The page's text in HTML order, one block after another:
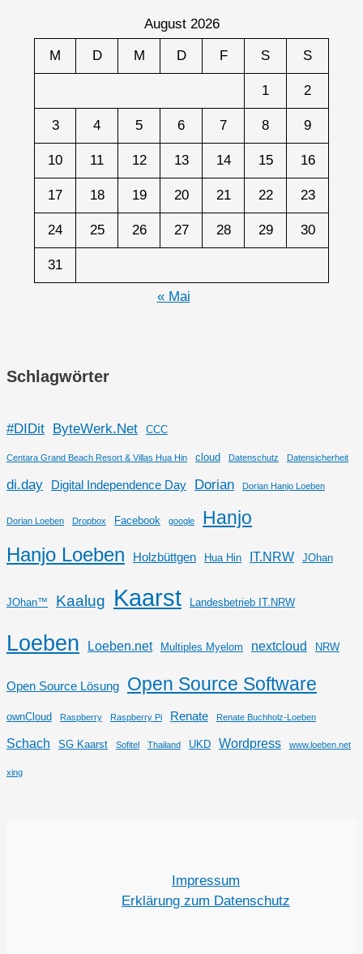
August 2026
M D M D F S S
1 2
3 4 5 6 7 8 9
10 11 12 13 14 15 16
17 18 19 20 21 22 23
24 25 26 27 28 29 30
31
« Mai
Schlagwörter
#DIDit ByteWerk.Net CCC
Centara Grand Beach Resort & Villas Hua Hin cloud Datenschutz Datensicherheit
di.day Digital Independence Day Dorian Dorian Hanjo Loeben
Dorian Loeben Dropbox Facebook google
Hanjo
Hanjo Loeben
Holzbüttgen Hua Hin IT.NRW JOhan
JOhan™ Kaalug Kaarst Landesbetrieb IT.NRW
Loeben Loeben.net Multiples Myelom nextcloud NRW
Open Source Lösung Open Source Software
ownCloud Raspberry Raspberry Pi Renate Renate Buchholz-Loeben
Schach SG Kaarst Sofitel Thailand UKD Wordpress www.loeben.net
xing
Impressum
Erklärung zum Datenschutz